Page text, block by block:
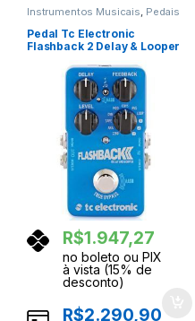
Instrumentos Musicais Pedais
Pedais e Pedaleiras
Pedal Tc Electronic
Flashback 2 Delay & Looper
R$1.947,27
no boleto ou PIX
à vista (15% de
desconto)
R$2.290,90